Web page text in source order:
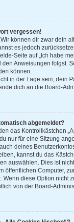
vergessen!
können dir zwar dein
es jedoch
Seite auf „Ich habe
den Anweisungen folgst.
können.
in der Lage sein, dein
dich an die Board-
abgemeldet?
das Kontrollkästchen
nur für eine Sitzung
deines
kannst du das
auswählen. Dies ist
öffentlichen Computer,
Wenn diese Option nicht
von der Board-